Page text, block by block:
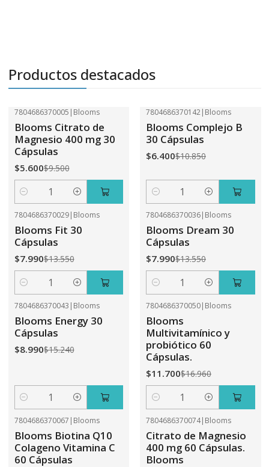
Productos destacados
7804686370005 | Blooms
Blooms Citrato de
Magnesio 400 mg 30
Cápsulas
$5.600$9.500
Cantidad
7804686370142| Blooms
Blooms Complejo B
30 Cápsulas
$6.400$10.850
Cantidad
7804686370029| Blooms
Blooms Fit 30
Cápsulas
$7.990$13.550
Cantidad
7804686370036| Blooms
Blooms Dream 30
Cápsulas
$7.990$13.550
Cantidad
7804686370043 | Blooms
Blooms Energy 30
Cápsulas
$8.990$15.240
Cantidad
7804686370050| Blooms
Blooms
Multivitamínico y
probiótico 60
Cápsulas.
$11.700$16.960
Cantidad
7804686370067 | Blooms
Blooms Biotina Q10
Colageno Vitamina C
60 Cápsulas
7804686370074| Blooms
Citrato de Magnesio
400 mg 60 Cápsulas.
Blooms